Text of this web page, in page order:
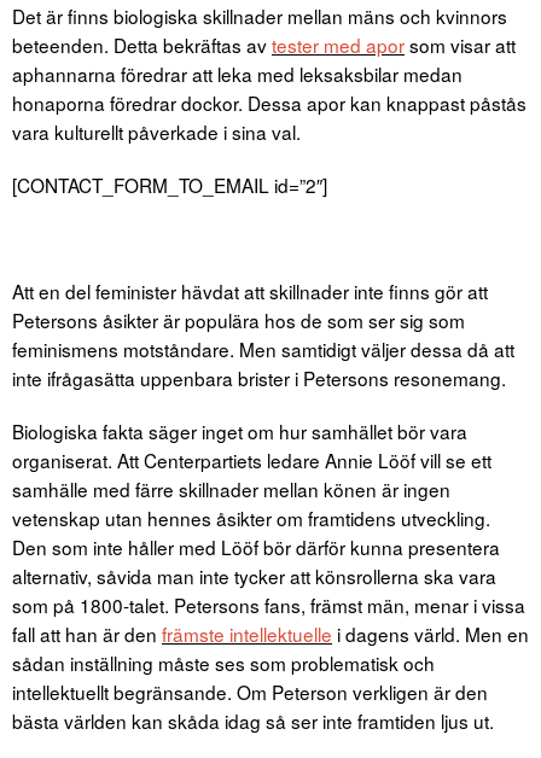
Det är finns biologiska skillnader mellan mäns och kvinnors
beteenden. Detta bekräftas avtester med aporsom visar att
aphannarna föredrar att leka med leksaksbilar medan
honaporna föredrar dockor. Dessa apor kan knappast påstås
vara kulturellt påverkade i sina val.
[CONTACT_FORM_TO_EMAIL id=”2″]
Att en del feminister hävdat att skillnader inte finns gör att
Petersons åsikter är populära hos de som ser sig som
feminismens motståndare. Men samtidigt väljer dessa då att
inte ifrågasätta uppenbara brister i Petersons resonemang.
Biologiska fakta säger inget om hur samhället bör vara
organiserat. Att Centerpartiets ledare Annie Lööf vill se ett
samhälle med färre skillnader mellan könen är ingen
vetenskap utan hennes åsikter om framtidens utveckling.
Den som inte håller med Lööf bör därför kunna presentera
alternativ, såvida man inte tycker att könsrollerna ska vara
som på 1800-talet. Petersons fans, främst män, menar i vissa
fall att han är den främste intellektuelle i dagens värld. Men en
sådan inställning måste ses som problematisk och
intellektuellt begränsande. Om Peterson verkligen är den
bästa världen kan skåda idag så ser inte framtiden ljus ut.